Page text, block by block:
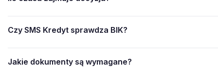
Czy SMS Kredyt sprawdza BIK?
Jakie dokumenty są wymagane?